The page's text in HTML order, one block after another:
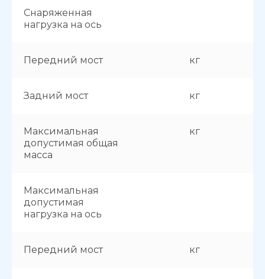
Снаряженная
нагрузка на ось
Передний мост кг
Задний мост кг
Максимальная
допустимая общая
масса
кг
Максимальная
допустимая
нагрузка на ось
Передний мост кг